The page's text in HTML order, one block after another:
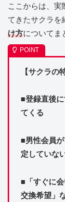
ここからは、実
てきたサクラを
け方についてま
【サクラの
■登録直後
てくる
■男性会員
定していな
■「すぐに
交換希望」